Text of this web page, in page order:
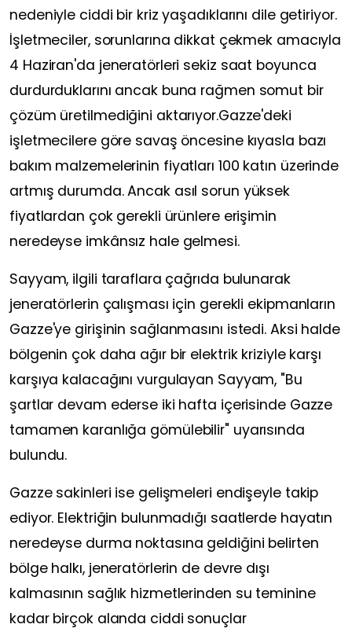
nedeniyle ciddi bir kriz yaşadıklarını dile getiriyor.
İşletmeciler, sorunlarına dikkat çekmek amacıyla
4 Haziran'da jeneratörleri sekiz saat boyunca
durdurduklarını ancak buna rağmen somut bir
çözüm üretilmediğini aktarıyor.Gazze'deki
işletmecilere göre savaş öncesine kıyasla bazı
bakım malzemelerinin fiyatları 100 katın üzerinde
artmış durumda. Ancak asıl sorun yüksek
fiyatlardan çok gerekli ürünlere erişimin
neredeyse imkânsız hale gelmesi.
Sayyam, ilgili taraflara çağrıda bulunarak
jeneratörlerin çalışması için gerekli ekipmanların
Gazze'ye girişinin sağlanmasını istedi. Aksi halde
bölgenin çok daha ağır bir elektrik kriziyle karşı
karşıya kalacağını vurgulayan Sayyam, "Bu
şartlar devam ederse iki hafta içerisinde Gazze
tamamen karanlığa gömülebilir" uyarısında
bulundu.
Gazze sakinleri ise gelişmeleri endişeyle takip
ediyor. Elektriğin bulunmadığı saatlerde hayatın
neredeyse durma noktasına geldiğini belirten
bölge halkı, jeneratörlerin de devre dışı
kalmasının sağlık hizmetlerinden su teminine
kadar birçok alanda ciddi sonuçlar